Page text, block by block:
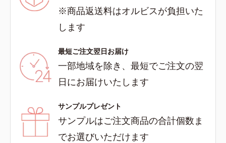
※商品返送料はオルビスが負担いた
します
最短ご注文翌日お届け
一部地域を除き、最短でご注文の翌
日にお届けいたします
サンプルプレゼント
サンプルはご注文商品の合計個数ま
でお選びいただけます